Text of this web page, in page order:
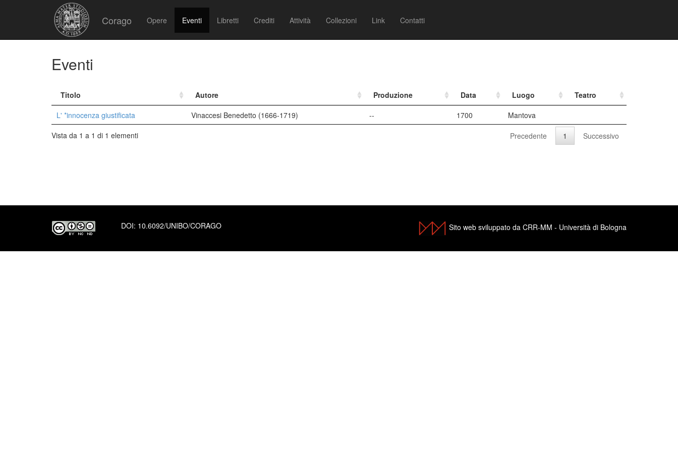
Corago Opere Eventi Libretti Crediti Attività Collezioni Link Contatti
Eventi
Titolo Autore Produzione Data Luogo
Teatro
L' *innocenza giustificata
Vinaccesi Benedetto (1666-1719) -- 1700
Mantova
Vista da 1 a 1 di 1 elementi
Precedente 1 Successivo
DOI: 10.6092/UNIBO/CORAGO Sito web sviluppato da CRR-MM - Università di Bologna